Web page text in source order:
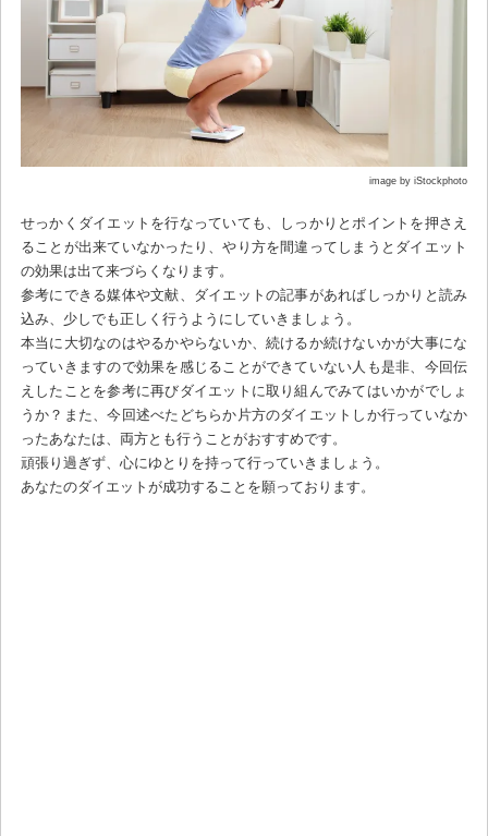
image by iStockphoto
せっかくダイエットを行なっていても、しっかりとポイントを押さえ
ることが出来ていなかったり、やり方を間違ってしまうとダイエット
の効果は出て来づらくなります。
参考にできる媒体や文献、ダイエットの記事があればしっかりと読み
込み、少しでも正しく行うようにしていきましょう。
本当に大切なのはやるかやらないか、続けるか続けないかが大事にな
っていきますので効果を感じることができていない人も是非、今回伝
えしたことを参考に再びダイエットに取り組んでみてはいかがでしょ
うか？また、今回述べたどちらか片方のダイエットしか行っていなか
ったあなたは、両方とも行うことがおすすめです。
頑張り過ぎず、心にゆとりを持って行っていきましょう。
あなたのダイエットが成功することを願っております。